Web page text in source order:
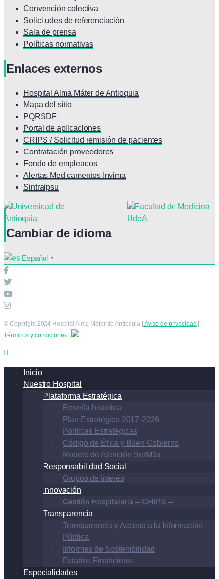
Convención colectiva
Solicitudes de referenciación
Sala de prensa
Políticas normativas
Enlaces externos
Hospital Alma Máter de Antioquia
Mapa del sitio
PQRSDF
Portal de aplicaciones
CRIPS / Solicitud remisión de pacientes
Contratación proveedores
Fondo de empleados
Alertas Medicamentos Invima
Sintraipsu
Cambiar de idioma
Español ▼
© Copyright 2024 Hospital Alma Máter de Antioquia | Aviso de privacidad |
Términos y condiciones |
Inicio
Nuestro Hospital
Plataforma Estratégica
Reseña histórica
Plan Estratégico 2017-2026
Políticas Estratégicas
Código de Ética y Buen Gobierno
Modelo de Atención SerMás
Responsabilidad Social
Grupos de interés
Innovación
Gestión Hospitalaria – GHIPS –
Transparencia
Transparencia y Acceso a la Información
Pública
Informes de Sostenibilidad
Estados Financieros
Especialidades